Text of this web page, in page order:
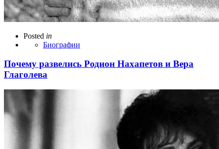
Posted in
Биографии
Почему развелись Родион Нахапетов и Вера
Глаголева